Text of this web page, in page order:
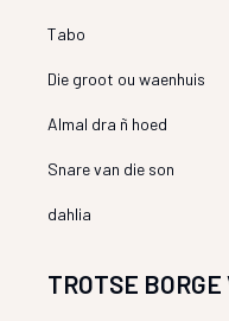
Tabo
Die groot ou waenhuis
Almal dra ñ hoed
Snare van die son
dahlia
TROTSE